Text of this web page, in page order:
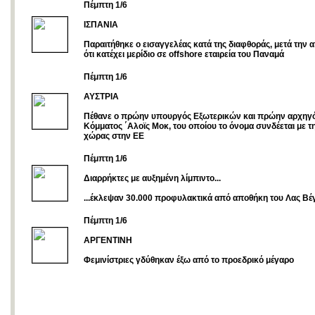
Πέμπτη 1/6
ΙΣΠΑΝΙΑ
Παραιτήθηκε ο εισαγγελέας κατά της διαφθοράς, μετά
ότι κατέχει μερίδιο σε offshore εταιρεία του Παναμά
Πέμπτη 1/6
ΑΥΣΤΡΙΑ
Πέθανε ο πρώην υπουργός Εξωτερικών και πρώην
Κόμματος ΄Αλοϊς Μοκ, του οποίου το όνομα συνδέεται με
χώρας στην ΕΕ
Πέμπτη 1/6
Διαρρήκτες με αυξημένη λίμπιντο...
...έκλεψαν 30.000 προφυλακτικά από αποθήκη του Λας
Πέμπτη 1/6
ΑΡΓΕΝΤΙΝΗ
Φεμινίστριες γδύθηκαν έξω από το προεδρικό μέγαρο